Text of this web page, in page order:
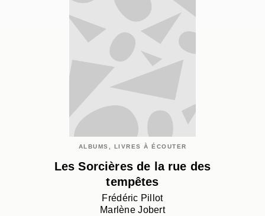
ALBUMS, LIVRES À ÉCOUTER
Les Sorcières de la rue des
tempêtes
Frédéric Pillot
Marlène Jobert